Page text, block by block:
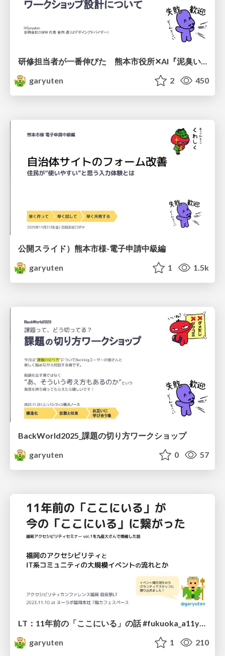
garyuten
2 450
公開スライド）熊本市様-電子申請中級編
garyuten
1 1.5k
BackWorld2025_課題の切り方ワークショップ
garyuten
0 57
LT：11年前の「ここにいる」の話 #fukuoka_a11yconf_前夜祭
garyuten
1 210